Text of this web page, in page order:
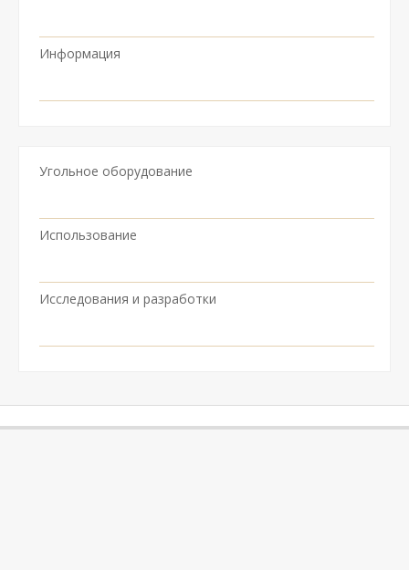
Информация
Угольное оборудование
Использование
Исследования и разработки